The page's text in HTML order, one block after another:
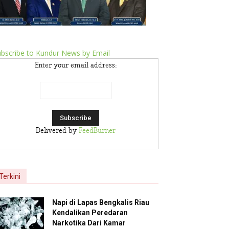
to Kundur News by Email
Enter your email address:
Delivered by FeedBurner
Napi di Lapas Bengkalis Riau
Kendalikan Peredaran
Narkotika Dari Kamar